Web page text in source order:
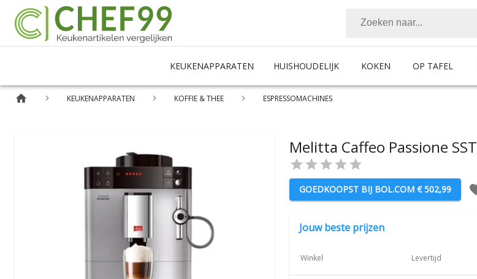
KEUKENAPPARATEN HUISHOUDELIJK KOKEN OP TAFEL
KEUKENAPPARATEN KOFFIE & THEE ESPRESSOMACHINES
Melitta Caffeo Passione SST
GOEDKOOPST BIJ BOL.COM € 502,99
Jouw beste prijzen
Winkel Levertijd